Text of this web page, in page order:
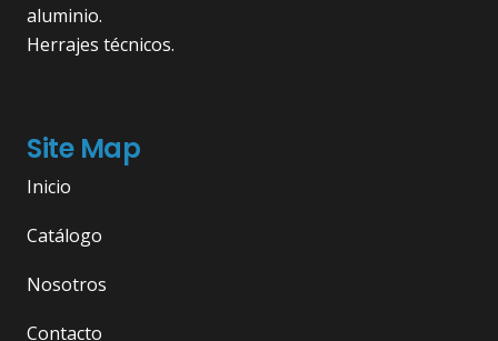
aluminio.
Herrajes técnicos.
Site Map
Inicio
Catálogo
Nosotros
Contacto